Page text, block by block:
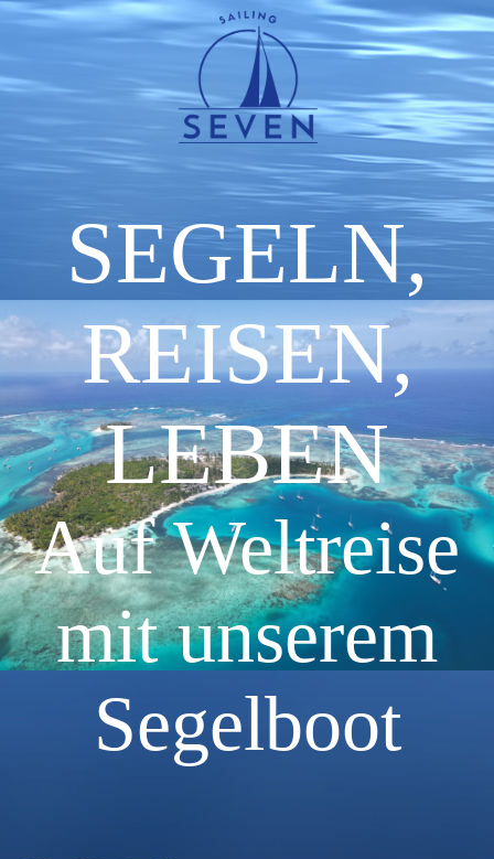
SEGELN,
REISEN,
LEBEN
Auf Weltreise
mit unserem
Segelboot